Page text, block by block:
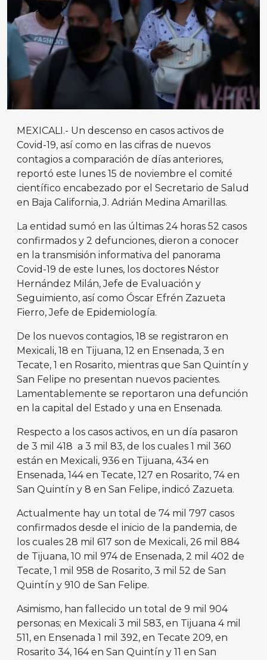
MEXICALI.- Un descenso en casos activos de
Covid-19, así como en las cifras de nuevos
contagios a comparación de días anteriores,
reportó este lunes 15 de noviembre el comité
científico encabezado por el Secretario de Salud
en Baja California, J. Adrián Medina Amarillas.
La entidad sumó en las últimas 24 horas 52 casos
confirmados y 2 defunciones, dieron a conocer
en la transmisión informativa del panorama
Covid-19 de este lunes, los doctores Néstor
Hernández Milán, Jefe de Evaluación y
Seguimiento, así como Óscar Efrén Zazueta
Fierro, Jefe de Epidemiología.
De los nuevos contagios, 18 se registraron en
Mexicali, 18 en Tijuana, 12 en Ensenada, 3 en
Tecate, 1 en Rosarito, mientras que San Quintín y
San Felipe no presentan nuevos pacientes.
Lamentablemente se reportaron una defunción
en la capital del Estado y una en Ensenada.
Respecto a los casos activos, en un día pasaron
de 3 mil 418 a 3 mil 83, de los cuales 1 mil 360
están en Mexicali, 936 en Tijuana, 434 en
Ensenada, 144 en Tecate, 127 en Rosarito, 74 en
San Quintín y 8 en San Felipe, indicó Zazueta.
Actualmente hay un total de 74 mil 797 casos
confirmados desde el inicio de la pandemia, de
los cuales 28 mil 617 son de Mexicali, 26 mil 884
de Tijuana, 10 mil 974 de Ensenada, 2 mil 402 de
Tecate, 1 mil 958 de Rosarito, 3 mil 52 de San
Quintín y 910 de San Felipe.
Asimismo, han fallecido un total de 9 mil 904
personas; en Mexicali 3 mil 583, en Tijuana 4 mil
511, en Ensenada 1 mil 392, en Tecate 209, en
Rosarito 34, 164 en San Quintín y 11 en San